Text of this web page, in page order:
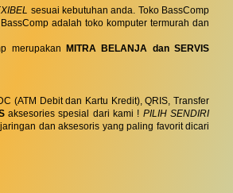
sesuai kebutuhan anda. Toko BassComp
adalah toko komputer termurah dan
merupakan
MITRA BELANJA dan SERVIS
(ATM Debit dan Kartu Kredit), QRIS, Transfer
aksesories spesial dari kami ! PILIH SENDIRI
dan aksesoris yang paling favorit dicari